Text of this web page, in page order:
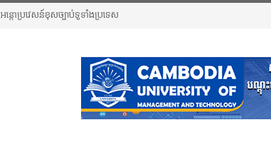
ន្តោប្រវេសន៍ខុសច្បាប់ទូទាំងប្រទេស